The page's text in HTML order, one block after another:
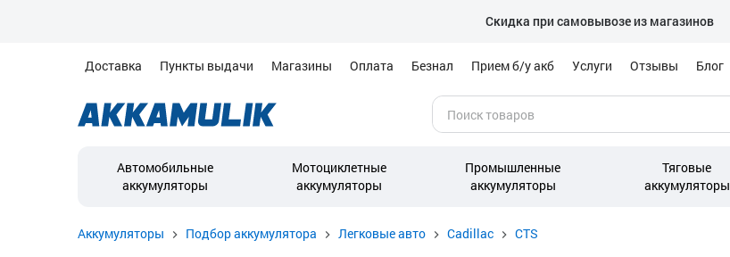
Скидка при самовывозе из магазинов
Доставка Пункты выдачи Магазины Оплата Безнал Прием б/у акб Услуги Отзывы Блог
Автомобильные
аккумуляторы
Мотоциклетные
аккумуляторы
Промышленные
аккумуляторы
Тяговые
аккумуляторы
Аккумуляторы Подбор аккумулятора Легковые авто Cadillac CTS